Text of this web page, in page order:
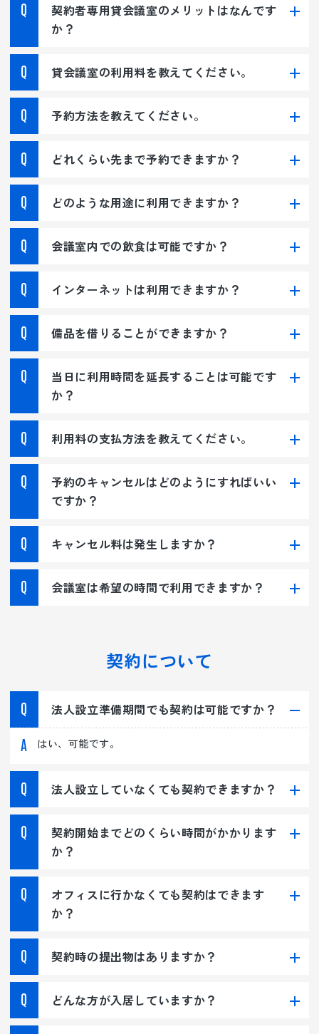
契約者専用貸会議室のメリットはなんです
か？
貸会議室の利用料を教えてください。
予約方法を教えてください。
どれくらい先まで予約できますか？
どのような用途に利用できますか？
会議室内での飲食は可能ですか？
インターネットは利用できますか？
備品を借りることができますか？
当日に利用時間を延長することは可能です
か？
利用料の支払方法を教えてください。
予約のキャンセルはどのようにすればいい
ですか？
キャンセル料は発生しますか？
会議室は希望の時間で利用できますか？
契約について
法人設立準備期間でも契約は可能ですか？
はい、可能です。
法人設立していなくても契約できますか？
契約開始までどのくらい時間がかかります
か？
オフィスに行かなくても契約はできます
か？
契約時の提出物はありますか？
どんな方が入居していますか？